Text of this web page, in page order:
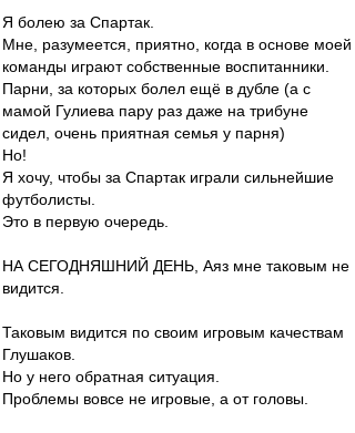
Я болею за Спартак.
Мне, разумеется, приятно, когда в основе моей
команды играют собственные воспитанники.
Парни, за которых болел ещё в дубле (а с
мамой Гулиева пару раз даже на трибуне
сидел, очень приятная семья у парня)
Но!
Я хочу, чтобы за Спартак играли сильнейшие
футболисты.
Это в первую очередь.
НА СЕГОДНЯШНИЙ ДЕНЬ, Аяз мне таковым не
видится.
Таковым видится по своим игровым качествам
Глушаков.
Но у него обратная ситуация.
Проблемы вовсе не игровые, а от головы.